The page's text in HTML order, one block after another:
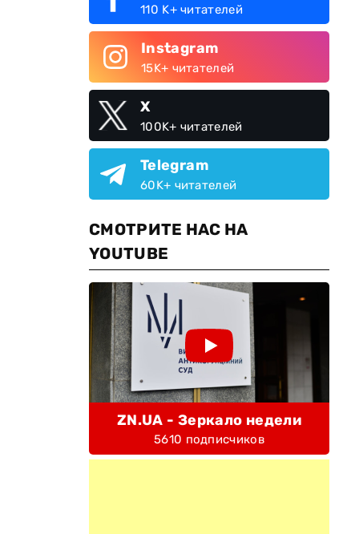
110 K+ читателей
Instagram
15K+ читателей
X
100K+ читателей
Telegram
60K+ читателей
СМОТРИТЕ НАС НА
YOUTUBE
ZN.UA - Зеркало недели
5610 подписчиков